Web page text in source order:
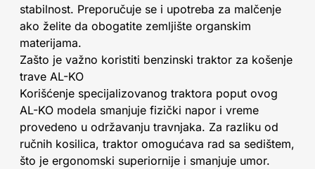
stabilnost. Preporučuje se i upotreba za malčenje
ako želite da obogatite zemljište organskim
materijama.
Zašto je važno koristiti benzinski traktor za košenje
trave AL-KO
Korišćenje specijalizovanog traktora poput ovog
AL-KO modela smanjuje fizički napor i vreme
provedeno u održavanju travnjaka. Za razliku od
ručnih kosilica, traktor omogućava rad sa sedištem,
što je ergonomski superiornije i smanjuje umor.